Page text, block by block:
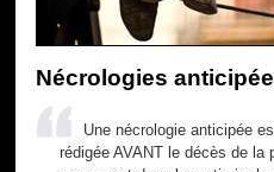
Nécrologies
Une nécrologie anticipée
rédigée AVANT le décès de la